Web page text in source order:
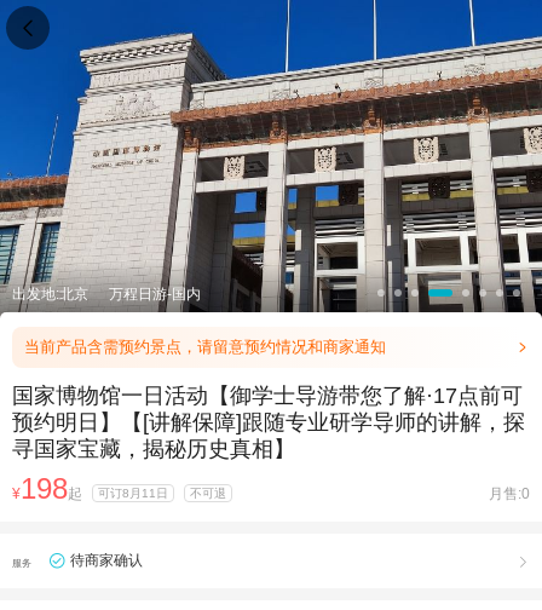
出发地:北京 万程日游-国内
当前产品含需预约景点，请留意预约情况和商家通知 
国家博物馆一日活动【御学士导游带您了解·17点前可
预约明日】【[讲解保障]跟随专业研学导师的讲解，探
寻国家宝藏，揭秘历史真相】
¥198起 可订8月11日 不可退 月售:0
服务 待商家确认 
